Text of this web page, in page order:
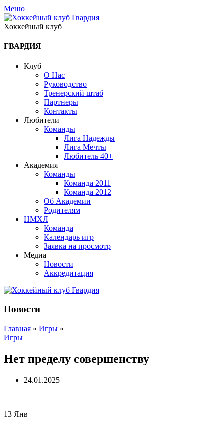
Меню
Хоккейный клуб
ГВАРДИЯ
Клуб
О Нас
Руководство
Тренерский штаб
Партнеры
Контакты
Любители
Команды
Лига Надежды
Лига Мечты
Любитель 40+
Академия
Команды
Команда 2011
Команда 2012
Об Академии
Родителям
НМХЛ
Команда
Календарь игр
Заявка на просмотр
Медиа
Новости
Аккредитация
Новости
Главная » Игры »
Игры
Нет пределу совершенству
24.01.2025
13 Янв